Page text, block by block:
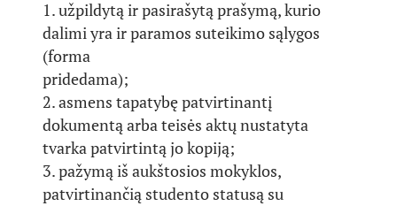
1. užpildytą ir pasirašytą prašymą, kurio
dalimi yra ir paramos suteikimo sąlygos
(forma
pridedama);
2. asmens tapatybę patvirtinantį
dokumentą arba teisės aktų nustatyta
tvarka patvirtintą jo kopiją;
3. pažymą iš aukštosios mokyklos,
patvirtinančią studento statusą su